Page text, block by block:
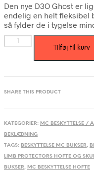
Den nye D3O Ghost er
endelig en helt fleksibel
så fylder de i tygelse
GHOST
D3O
HOFTE
OG
antal
Tilføj til kurv
SHARE THIS PRODUCT
KATEGORIER: MC BESKYTTELSE /
BEKLÆDNING
TAGS: BESKYTTELSE MC BUKSER,
LIMB PROTECTORS HOFTE OG
BUKSER, MC BESKYTTELSE HOFTE